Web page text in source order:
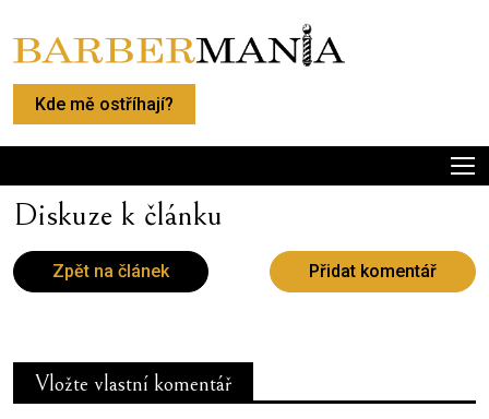
Kde mě ostříhají?
Diskuze k článku
Zpět na článek Přidat komentář
Vložte vlastní komentář